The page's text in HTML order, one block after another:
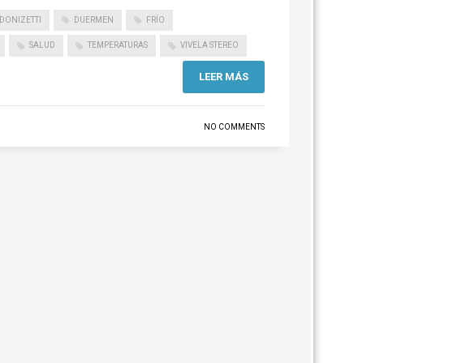
DONIZETTI DUERMEN FRÍO
SALUD TEMPERATURAS VIVELA STEREO
LEER MÁS
NO COMMENTS